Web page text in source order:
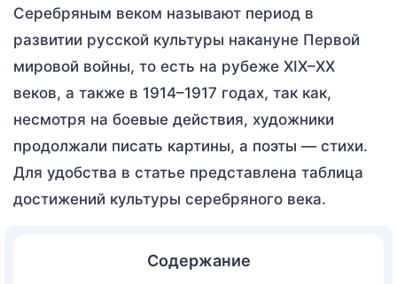
Серебряным веком называют период в
развитии русской культуры накануне Первой
мировой войны, то есть на рубеже XIX–XX
веков, а также в 1914–1917 годах, так как,
несмотря на боевые действия, художники
продолжали писать картины, а поэты — стихи.
Для удобства в статье представлена таблица
достижений культуры серебряного века.
Содержание